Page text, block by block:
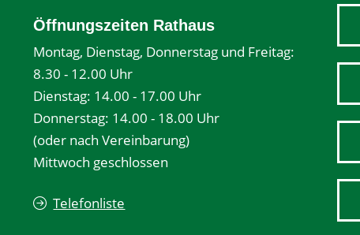
Öffnungszeiten Rathaus
Montag, Dienstag, Donnerstag und Freitag:
8.30 - 12.00 Uhr
Dienstag: 14.00 - 17.00 Uhr
Donnerstag: 14.00 - 18.00 Uhr
(oder nach Vereinbarung)
Mittwoch geschlossen
Telefonliste